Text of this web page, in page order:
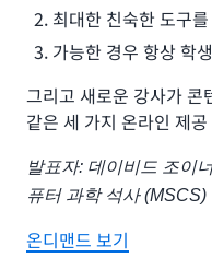
최대한 친숙한 도구
가능한 경우 항상 학
그리고 새로운 강사가 콘
같은 세 가지 온라인 제
발표자: 데이비드 조이
퓨터 과학 석사
온디맨드 보기